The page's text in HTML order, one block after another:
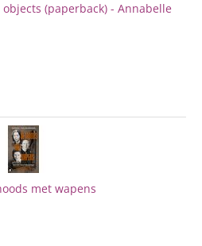
(paperback) - Annabelle
met wapens